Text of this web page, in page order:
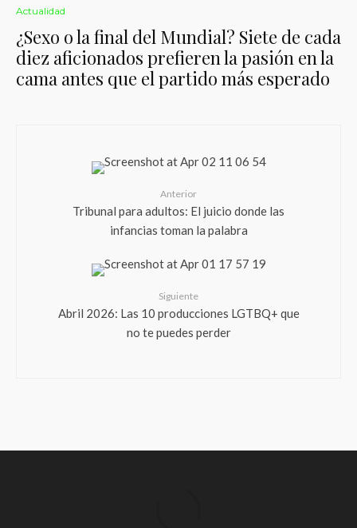
Actualidad
¿Sexo o la final del Mundial? Siete de cada
diez aficionados prefieren la pasión en la
cama antes que el partido más esperado
Anterior
Tribunal para adultos: El juicio donde las
infancias toman la palabra
Siguiente
Abril 2026: Las 10 producciones LGTBQ+ que
no te puedes perder